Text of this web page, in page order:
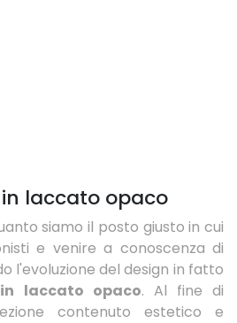
laccato opaco
siamo il posto giusto in cui
e venire a conoscenza di
l'evoluzione del design in fatto
in laccato opaco. Al fine di
contenuto estetico e